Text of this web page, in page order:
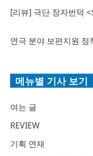
[리뷰] 극단 장자번덕
연극 분야 보편지원 정
메뉴별 기사 보기
여는 글
REVIEW
기획 연재